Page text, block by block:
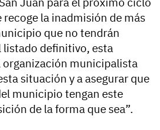
recoge la inadmisión de más
que no tendrán
listado definitivo, esta
organización municipalista
situación y a asegurar que
municipio tengan este
de la forma que sea”.